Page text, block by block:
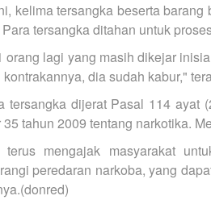
kelima tersangka beserta
tersangka ditahan untuk
orang lagi yang masih dikejar
kontrakannya, dia sudah kabur,"
tersangka dijerat Pasal 114 ayat
35 tahun 2009 tentang narkotika.
terus mengajak masyarakat
peredaran narkoba, yang